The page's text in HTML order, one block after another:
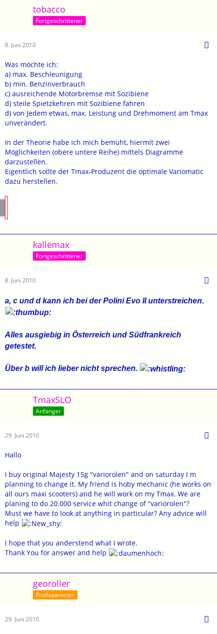
tobacco
Fortgeschrittener
8. Juni 2010
Was möchte ich:
a) max. Beschleunigung
b) min. Benzinverbrauch
c) ausreichende Motorbremse mit Sozibiene
d) steile Spietzkehren mit Sozibiene fahren
d) von Jedem etwas, max. Leistung und Drehmoment am Tmax
unverändert.
In der Theorie habe ich mich bemüht, hiermit zwei
Möglichkeiten (obere untere Reihe) mittels Diagramme
darzustellen.
Eigentlich sollte der Tmax-Produzent die optimale Variomatic
dazu herstellen.
kallemax
Fortgeschrittener
8. Juni 2010
a, c und d kann ich bei der Polini Evo II unterstreichen.
Alles ausgiebig in Österreich und Südfrankreich
getestet.
Über b will ich lieber nicht sprechen.
TmaxSLO
Anfänger
29. Juni 2010
Hallo
I buy original Majesty 15g "variorolen" and on saturday I m
planning to change it. My friend is hoby mechanic (he works on
all ours maxi scooters) and he will work on my Tmax. We are
planing to do 20.000 service whit change of "variorolen"?
Must we have to look at anything in particular? Any advice will
help
I hope that you anderstend what I wrote.
Thank You for answer and help
georoller
Profispammer
29. Juni 2010